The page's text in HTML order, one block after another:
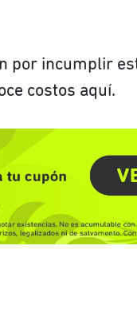
por incumplir
costos aquí.